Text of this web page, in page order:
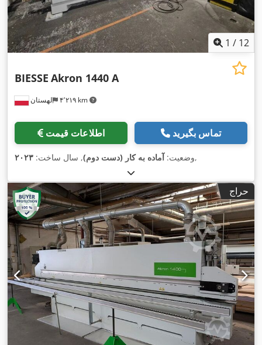
1 / 12
لهستان ۴٬۲۱۹ km
BIESSE Akron 1440 A
اطلاعات قیمت تماس بگیرید
وضعیت: آماده به کار (دست دوم), سال ساخت: ۲۰۲۳ ,
حراج